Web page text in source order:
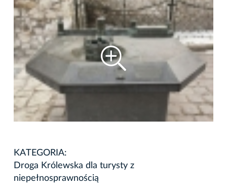
KATEGORIA:
Droga Królewska dla turysty z
niepełnosprawnością